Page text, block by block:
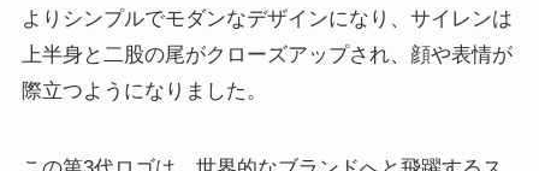
よりシンプルでモダンなデザインになり、サイレンは
上半身と二股の尾がクローズアップされ、顔や表情が
際立つようになりました。